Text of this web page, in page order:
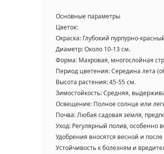
Основные параметры
Цветок:
Окраска: Глубокий пурпурно-
Диаметр: Около 10-13 см.
Форма: Махровая, многослойная
Период цветения: Середина лета
Высота растения: 45-55 см.
Зимостойкость: Средняя,
Освещение: Полное солнце или
Почва: Любая садовая земля,
Уход: Регулярный полив, особенно
Удобрения вносятся весной и
Устойчивость к болезням и